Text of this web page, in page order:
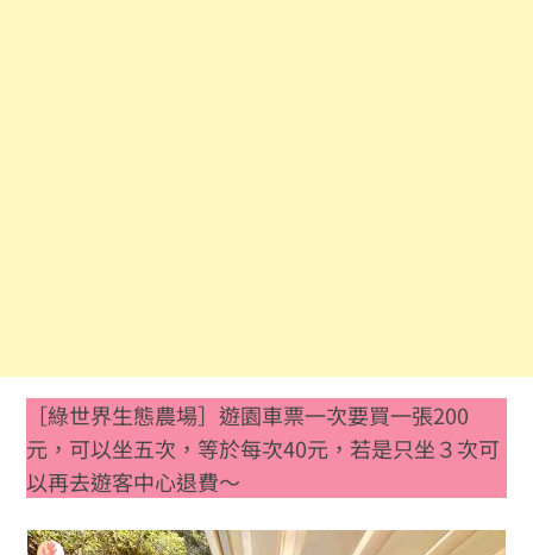
［綠世界生態農場］遊園車票一次要買一張200
元，可以坐五次，等於每次40元，若是只坐３次可
以再去遊客中心退費～